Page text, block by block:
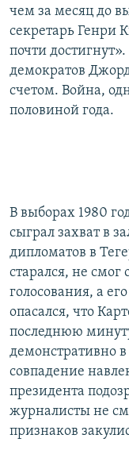
чем за месяц до
секретарь Генри
почти
демократов
счетом. Война,
половиной года.
В выборах 1980
сыграл захват в
дипломатов в
старался, не смог
голосования, а
опасался, что
последнюю
демонстративно
совпадение
президента
журналисты не
признаков